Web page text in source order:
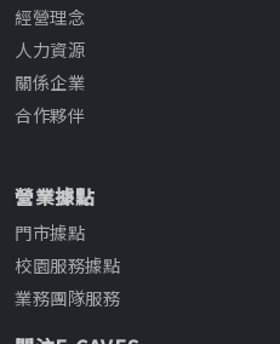
經營理念
人力資源
關係企業
合作夥伴
營業據點
門市據點
校園服務據點
業務團隊服務